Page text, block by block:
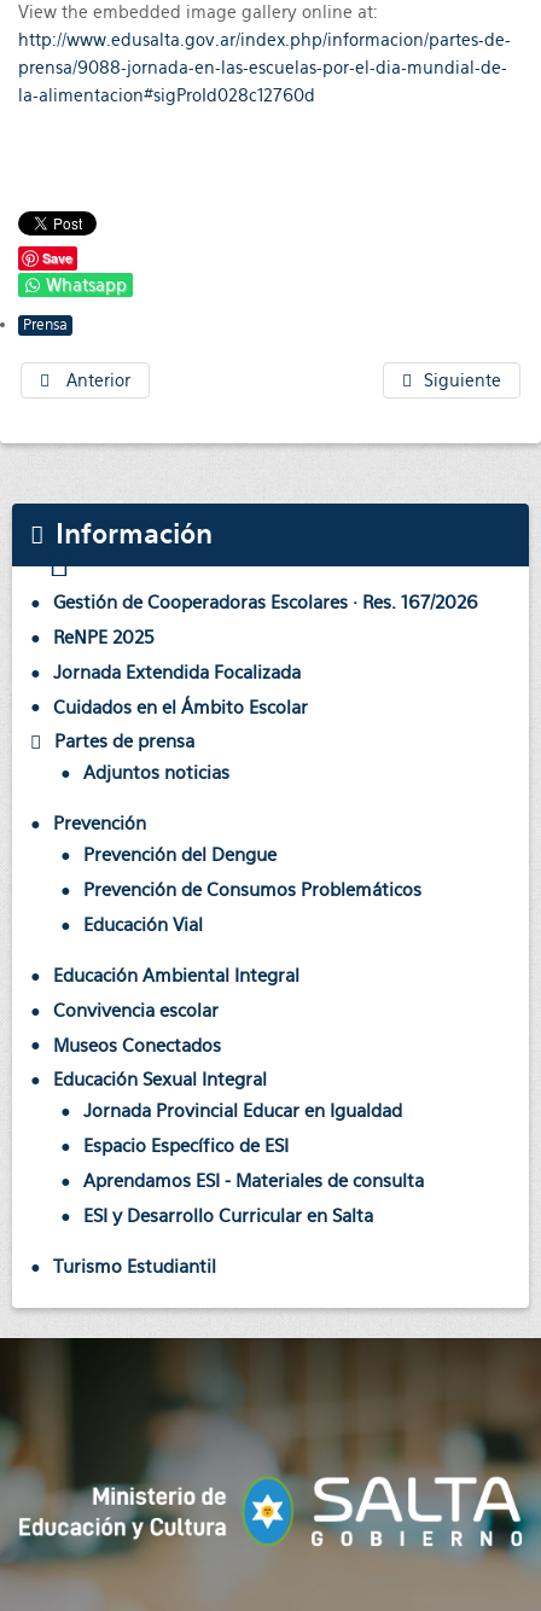
View the embedded image gallery online at:
http://www.edusalta.gov.ar/index.php/informacion/partes-de-
prensa/9088-jornada-en-las-escuelas-por-el-dia-mundial-de-
la-alimentacion#sigProId028c12760d
Save
Whatsapp
Prensa
Anterior Siguiente
Información
Gestión de Cooperadoras Escolares · Res. 167/2026
ReNPE 2025
Jornada Extendida Focalizada
Cuidados en el Ámbito Escolar
Partes de prensa
Adjuntos noticias
Prevención
Prevención del Dengue
Prevención de Consumos Problemáticos
Educación Vial
Educación Ambiental Integral
Convivencia escolar
Museos Conectados
Educación Sexual Integral
Jornada Provincial Educar en Igualdad
Espacio Específico de ESI
Aprendamos ESI - Materiales de consulta
ESI y Desarrollo Curricular en Salta
Turismo Estudiantil